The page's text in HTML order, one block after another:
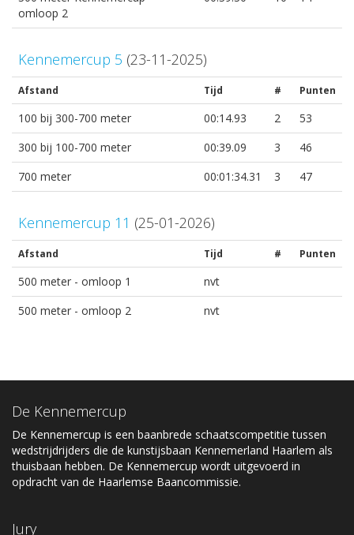
omloop 2
Kennemercup 5 (23-11-2025)
Afstand Tijd # Punten
100 bij 300-700 meter 00:14.93 2
53
300 bij 100-700 meter
00:39.09 3
46
700 meter
00:01:34.31 3 47
Kennemercup 11 (25-01-2026)
Afstand Tijd # Punten
500 meter - omloop 1
nvt
500 meter - omloop 2
nvt
De Kennemercup
De Kennemercup is een baanbrede schaatscompetitie tussen
wedstrijdrijders die de kunstijsbaan Kennemerland Haarlem als
thuisbaan hebben. De Kennemercup wordt uitgevoerd in
opdracht van de Haarlemse Baancommissie.
Jury